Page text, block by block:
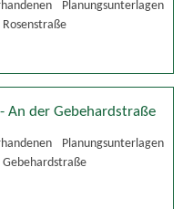
Planungsunterlagen
An der Gebehardstraße
Planungsunterlagen
Gebehardstraße